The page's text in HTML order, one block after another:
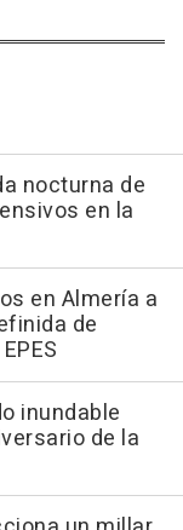
nocturna de
en la
en Almería a
de
inundable
de la